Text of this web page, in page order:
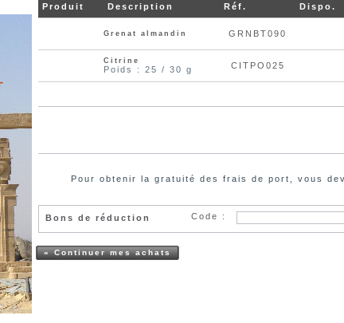
Produit Description Réf. Dispo.
Pour obtenir la gratuité des frais de port, vous
Grenat almandin GRNBT090
Citrine
Poids : 25 / 30 g CITPO025
Bons de réduction Code :
« Continuer mes achats